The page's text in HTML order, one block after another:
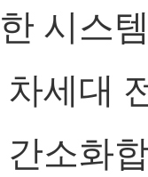
시스
세대
소화